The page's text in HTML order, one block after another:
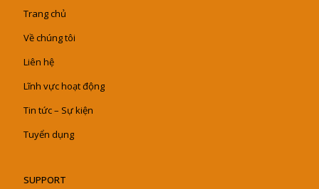
Trang chủ
Về chúng tôi
Liên hệ
Lĩnh vực hoạt động
Tin tức – Sự kiện
Tuyển dụng
SUPPORT